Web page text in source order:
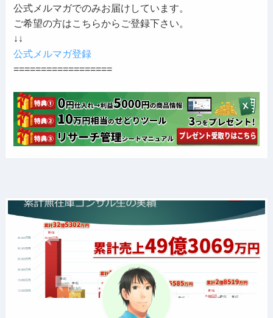
公式メルマガでのみお届けしています。
ご希望の方はこちらからご登録下さい。
↓↓
公式メルマガ登録
==================